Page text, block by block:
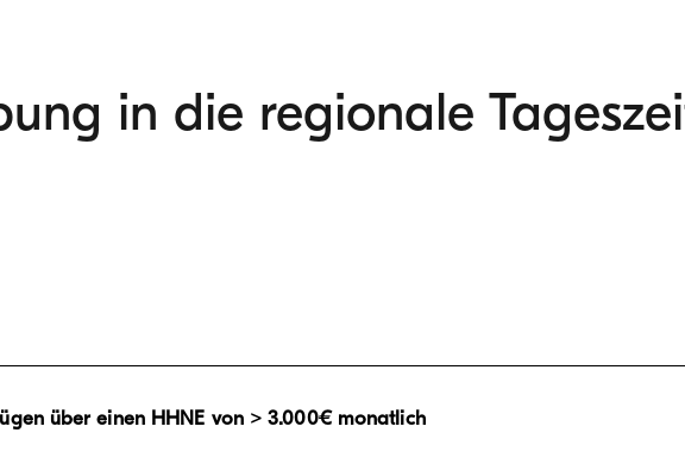
in die regionale
über einen HHNE von > 3.000€ monatlich